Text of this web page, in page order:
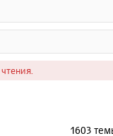
1603